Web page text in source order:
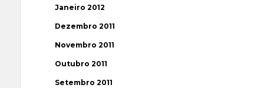
Janeiro 2012
Dezembro 2011
Novembro 2011
Outubro 2011
Setembro 2011